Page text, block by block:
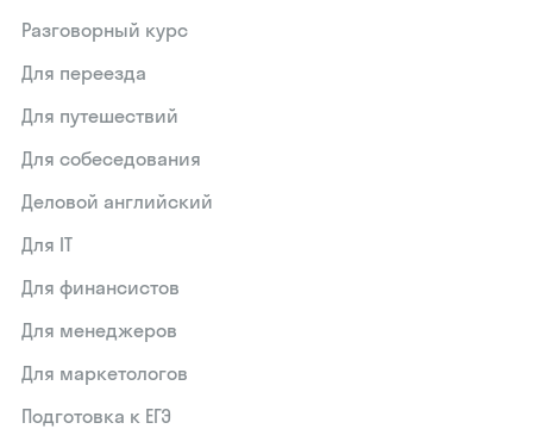
Разговорный курс
Для переезда
Для путешествий
Для собеседования
Деловой английский
Для IT
Для финансистов
Для менеджеров
Для маркетологов
Подготовка к ЕГЭ